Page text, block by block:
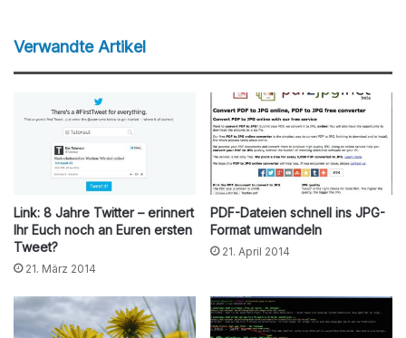
Verwandte Artikel
Link: 8 Jahre Twitter – erinnert
Ihr Euch noch an Euren ersten
Tweet?
21. März 2014
PDF-Dateien schnell ins JPG-
Format umwandeln
21. April 2014